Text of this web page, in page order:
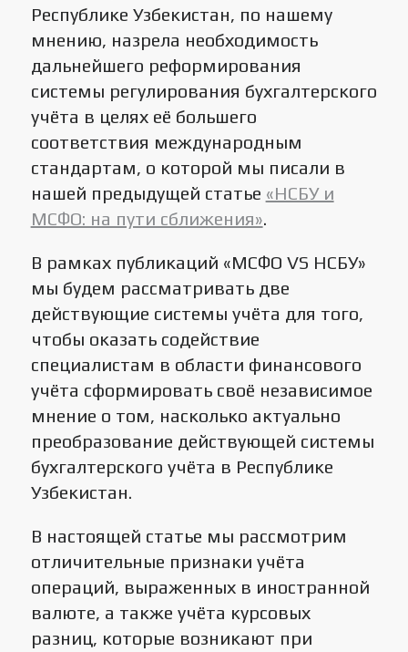
Республике Узбекистан, по нашему
мнению, назрела необходимость
дальнейшего реформирования
системы регулирования бухгалтерского
учёта в целях её большего
соответствия международным
стандартам, о которой мы писали в
нашей предыдущей статье «НСБУ и
МСФО: на пути сближения».
В рамках публикаций «МСФО VS НСБУ»
мы будем рассматривать две
действующие системы учёта для того,
чтобы оказать содействие
специалистам в области финансового
учёта сформировать своё независимое
мнение о том, насколько актуально
преобразование действующей системы
бухгалтерского учёта в Республике
Узбекистан.
В настоящей статье мы рассмотрим
отличительные признаки учёта
операций, выраженных в иностранной
валюте, а также учёта курсовых
разниц, которые возникают при